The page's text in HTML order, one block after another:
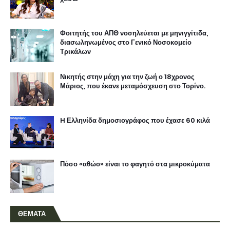
Φοιτητής του ΑΠΘ νοσηλεύεται με μηνιγγίτιδα,
διασωληνωμένος στο Γενικό Νοσοκομείο
Τρικάλων
Νικητής στην μάχη για την ζωή ο 18χρονος
Μάριος, που έκανε μεταμόσχευση στο Τορίνο.
H Ελληνίδα δημοσιογράφος που έχασε 60 κιλά
Πόσο «αθώο» είναι το φαγητό στα μικροκύματα
ΘΕΜΑΤΑ